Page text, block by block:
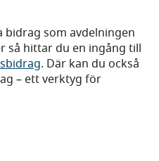
bidrag som avdelningen
så hittar du en ingång till
. Där kan du också
– ett verktyg för